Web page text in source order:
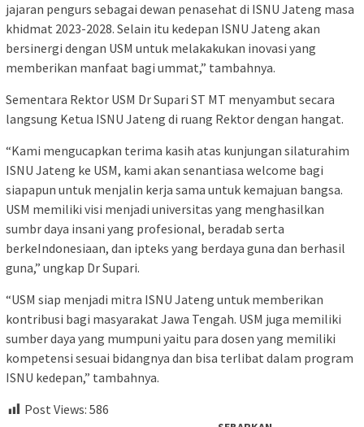
jajaran pengurs sebagai dewan penasehat di ISNU Jateng masa
khidmat 2023-2028. Selain itu kedepan ISNU Jateng akan
bersinergi dengan USM untuk melakakukan inovasi yang
memberikan manfaat bagi ummat,” tambahnya.
Sementara Rektor USM Dr Supari ST MT menyambut secara
langsung Ketua ISNU Jateng di ruang Rektor dengan hangat.
“Kami mengucapkan terima kasih atas kunjungan silaturahim
ISNU Jateng ke USM, kami akan senantiasa welcome bagi
siapapun untuk menjalin kerja sama untuk kemajuan bangsa.
USM memiliki visi menjadi universitas yang menghasilkan
sumbr daya insani yang profesional, beradab serta
berkeIndonesiaan, dan ipteks yang berdaya guna dan berhasil
guna,” ungkap Dr Supari.
“USM siap menjadi mitra ISNU Jateng untuk memberikan
kontribusi bagi masyarakat Jawa Tengah. USM juga memiliki
sumber daya yang mumpuni yaitu para dosen yang memiliki
kompetensi sesuai bidangnya dan bisa terlibat dalam program
ISNU kedepan,” tambahnya.
Post Views: 586